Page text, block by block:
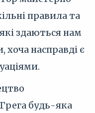
правила та
здаються нам
насправді є
будь-яка